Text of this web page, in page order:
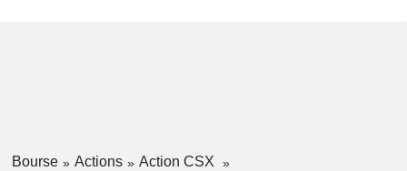
Bourse Actions
Action CSX